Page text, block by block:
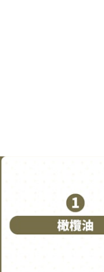
洛伊忍博士表示，雖